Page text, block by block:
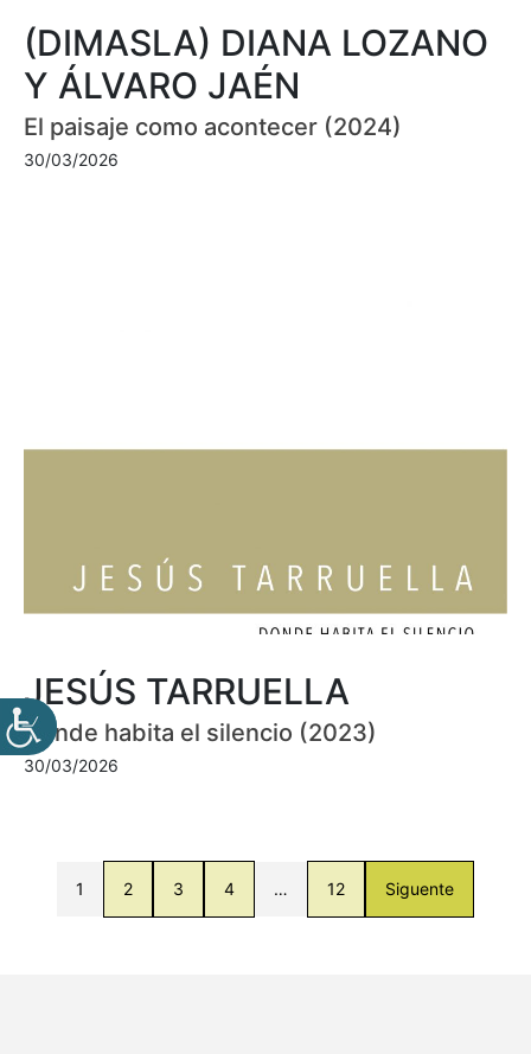
(DIMASLA) DIANA LOZANO
Y ÁLVARO JAÉN
El paisaje como acontecer (2024)
30/03/2026
JESÚS TARRUELLA
Donde habita el silencio (2023)
30/03/2026
1 2 3 4 … 12 Siguente